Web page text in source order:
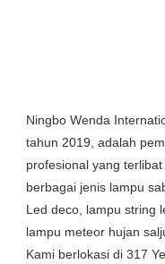
Ningbo Wenda
tahun 2019, adalah
profesional yang
berbagai jenis lampu
Led deco, lampu string
lampu meteor hujan
Kami berlokasi di 317